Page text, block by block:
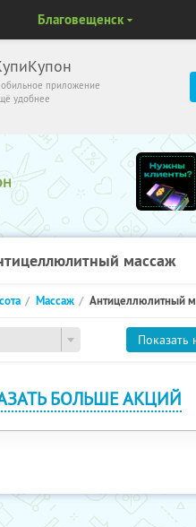
приложение
удобнее
Благовещенск
массаж
Массаж Антицеллюлитный
Показать
БОЛЬШЕ АКЦИЙ